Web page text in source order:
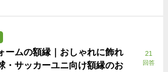
ームの額縁｜おしゃれに飾れ
・サッカーユニ向け額縁のお
21
回答